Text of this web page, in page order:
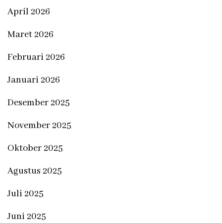
April 2026
Maret 2026
Februari 2026
Januari 2026
Desember 2025
November 2025
Oktober 2025
Agustus 2025
Juli 2025
Juni 2025